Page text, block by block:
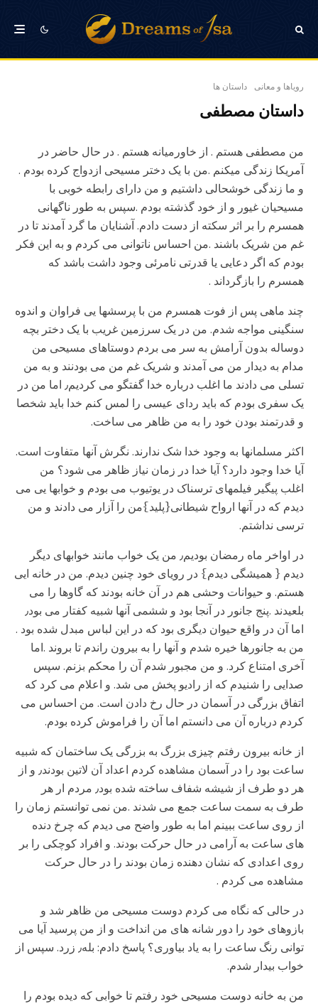
رویاها و معانی داستان ها
داستان مصطفی
من مصطفی هستم . از خاورمیانه هستم . در حال حاضر در
آمریکا زندگی میکنم .من با یک دختر مسیحی ازدواج کرده بودم .
و ما زندگی خوشحالی داشتیم و من دارای رابطه خوبی با
مسیحیان غیور و از خود گذشته بودم .سپس به طور ناگهانی
همسرم را بر اثر سکته از دست دادم. آشنایان ما گرد آمدند تا در
غم من شریک باشند .من احساس ناتوانی می کردم و به این فکر
بودم که اگر دعایی یا قدرتی نامرئی وجود داشت باشد که
همسرم را بازگرداند .
چند ماهی پس از فوت همسرم من با پرسشها یی فراوان و اندوه
سنگینی مواجه شدم. من در یک سرزمین غریب با یک دختر بچه
دوساله بدون آرامش به سر می بردم دوستاهای مسیحی من
مدام به دیدار من می آمدند و شریک غم من می بودنند و به من
تسلی می دادند ما اغلب درباره خدا گفتگو می کردیم٫ اما من در
یک سفری بودم که باید ردای عیسی را لمس کنم خدا باید شخصا
و قدرتمند بودن خود را به من ظاهر می ساخت.
اکثر مسلمانها به وجود خدا شک ندارند. نگرش آنها متفاوت است.
آیا خدا وجود دارد؟ آیا خدا در زمان نیاز ظاهر می شود؟ من
اغلب پیگیر فیلمهای ترسناک در یوتیوب می بودم و خوابها یی می
دیدم که در آنها ارواح شیطانی{پلید}من را آزار می دادند و من
ترسی نداشتم.
در اواخر ماه رمضان بودیم٫ من یک خواب مانند خوابهای دیگر
دیدم { همیشگی دیدم} در رویای خود چنین دیدم. من در خانه ایی
هستم. و حیوانات وحشی هم در آن خانه بودند که گاوها را می
بلعیدند .پنج جانور در آنجا بود و ششمی آنها شبیه کفتار می بود٫
اما آن در واقع حیوان دیگری بود که در این لباس مبدل شده بود .
من به جانورها خیره شدم و آنها را به بیرون راندم تا بروند .اما
آخری امتناع کرد. و من مجبور شدم آن را محکم بزنم. سپس
صدایی را شنیدم که از رادیو پخش می شد. و اعلام می کرد که
اتفاق بزرگی در آسمان در حال رخ دادن است. من احساس می
کردم درباره آن می دانستم اما آن را فراموش کرده بودم.
از خانه بیرون رفتم چیزی بزرگ به بزرگی یک ساختمان که شبیه
ساعت بود را در آسمان مشاهده کردم اعداد آن لاتین بودند٫ و از
هر دو طرف از شیشه شفاف ساخته شده بود٫ مردم ار هر
طرف به سمت ساعت جمع می شدند .من نمی توانستم زمان را
از روی ساعت ببینم اما به طور واضح می دیدم که چرخ دنده
های ساعت به آرامی در حال حرکت بودند. و افراد کوچکی را بر
روی اعدادی که نشان دهنده زمان بودند را در حال حرکت
مشاهده می کردم .
در حالی که نگاه می کردم دوست مسیحی من ظاهر شد و
بازوهای خود را دور شانه های من انداخت و از من پرسید آیا می
توانی رنگ ساعت را به یاد بیاوری؟ پاسخ دادم: بله٫ زرد. سپس از
خواب بیدار شدم.
من به خانه دوست مسیحی خود رفتم تا خوابی که دیده بودم را